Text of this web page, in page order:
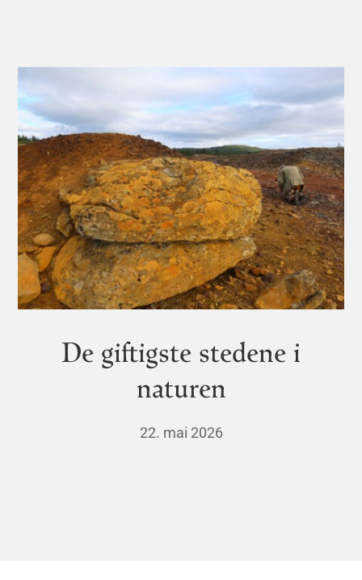
De giftigste stedene i
naturen
22. mai 2026